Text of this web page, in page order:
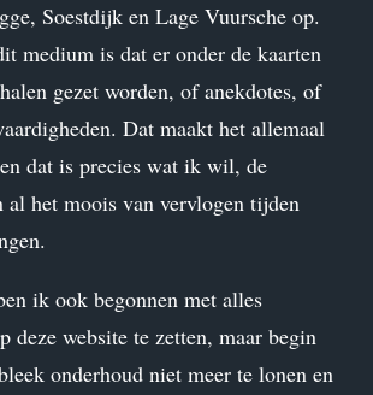
Soestdijk en Lage Vuursche op.
medium is dat er onder de kaarten
gezet worden, of anekdotes, of
Dat maakt het allemaal
dat is precies wat ik wil, de
al het moois van vervlogen tijden
ik ook begonnen met alles
deze website te zetten, maar begin
onderhoud niet meer te lonen en